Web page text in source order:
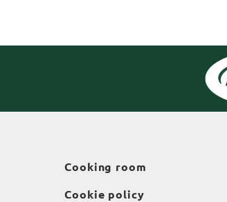
Cooking room
Cookie policy